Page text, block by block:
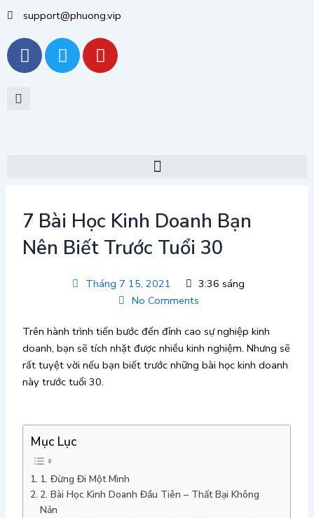
Nhảy
nội
dung
support@phuong.vip
F
a
c
T
w
i
Y
o
u
7 Bài Học Kinh Doanh Bạn
Nên Biết Trước Tuổi 30
Tháng 7 15, 2021
3:36 sáng
No Comments
Trên hành trình tiến bước đến đỉnh cao sự nghiệp kinh
doanh, bạn sẽ tích nhặt được nhiều kinh nghiệm. Nhưng sẽ
rất tuyệt vời nếu bạn biết trước những bài học kinh doanh
này trước tuổi 30.
Mục Lục
1. Đừng Đi Một Mình
2. Bài Học Kinh Doanh Đầu Tiên – Thất Bại Không
Nản